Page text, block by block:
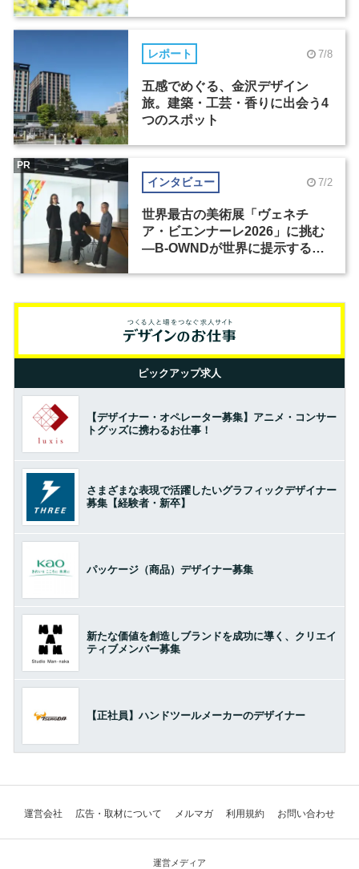
レポート 7/8
五感でめぐる、金沢デザイン
旅。建築・工芸・香りに出会う4
つのスポット
インタビュー 7/2
世界最古の美術展「ヴェネチ
ア・ビエンナーレ2026」に挑む
―B-OWNDが世界に提示する美
PR
ピックアップ求人
【デザイナー・オペレーター募集】アニメ・コンサー
トグッズに携わるお仕事！
さまざまな表現で活躍したいグラフィックデザイナー
募集【経験者・新卒】
パッケージ（商品）デザイナー募集
新たな価値を創造しブランドを成功に導く、クリエイ
ティブメンバー募集
【正社員】ハンドツールメーカーのデザイナー
運営会社 広告・取材について メルマガ 利用規約 お問い合わせ
運営メディア